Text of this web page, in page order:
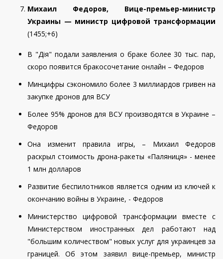
Михаил Федоров, Вице-премьер-министр
Украины — министр цифровой трансформации
(1455;+6)
В "Дія" подали заявления о браке более 30 тыс. пар,
скоро появится бракосочетание онлайн – Федоров
Минцифры сэкономило более 3 миллиардов гривен на
закупке дронов для ВСУ
Более 95% дронов для ВСУ производятся в Украине –
Федоров
Она изменит правила игры, – Михаил Федоров
раскрыл стоимость дрона-ракеты «Паляниця» - менее
1 млн долларов
Развитие беспилотников является одним из ключей к
окончанию войны в Украине, - Федоров
Министерство цифровой трансформации вместе с
Министерством иностранных дел работают над
"большим количеством" новых услуг для украинцев за
границей. Об этом заявил вице-премьер, министр